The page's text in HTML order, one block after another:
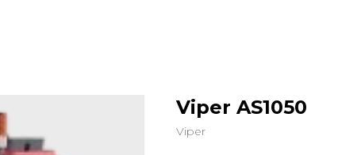
Viper AS1050
Viper